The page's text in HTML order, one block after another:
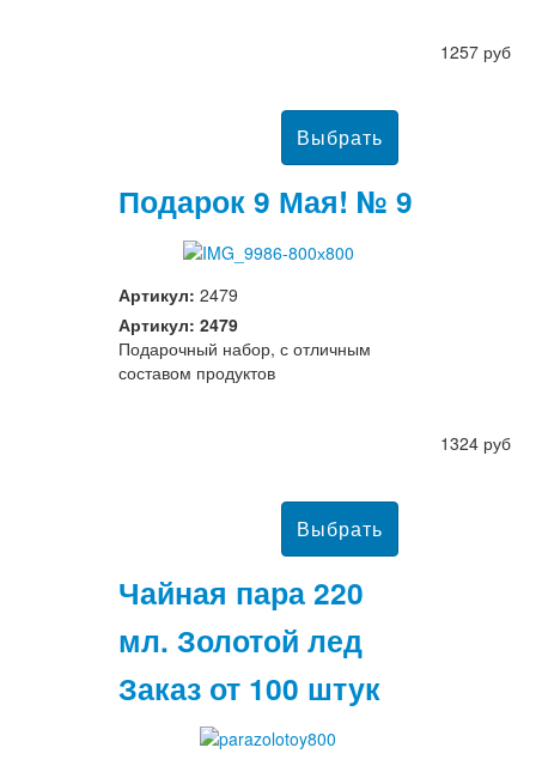
1257 руб
Подарок 9 Мая! № 9
Артикул: 2479
Артикул: 2479
Подарочный набор, с отличным
составом продуктов
1324 руб
Чайная пара 220
мл. Золотой лед
Заказ от 100 штук